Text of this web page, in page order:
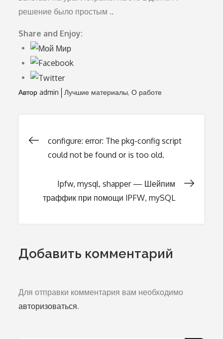
решение было простым ..
Share and Enjoy:
Авторadmin Лучшие материалы О работе
Навигация
configure: error: The pkg-config script
could not be found or is too old.
Ipfw, mysql, shapper — Шейпим
траффик при помощи IPFW, mySQL
Добавить комментарий
Для отправки комментария вам необходимо
авторизоваться.